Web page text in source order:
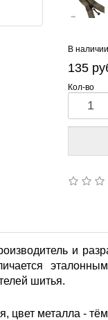
В
135
Кол-во
и
шитья.
цвет металла -